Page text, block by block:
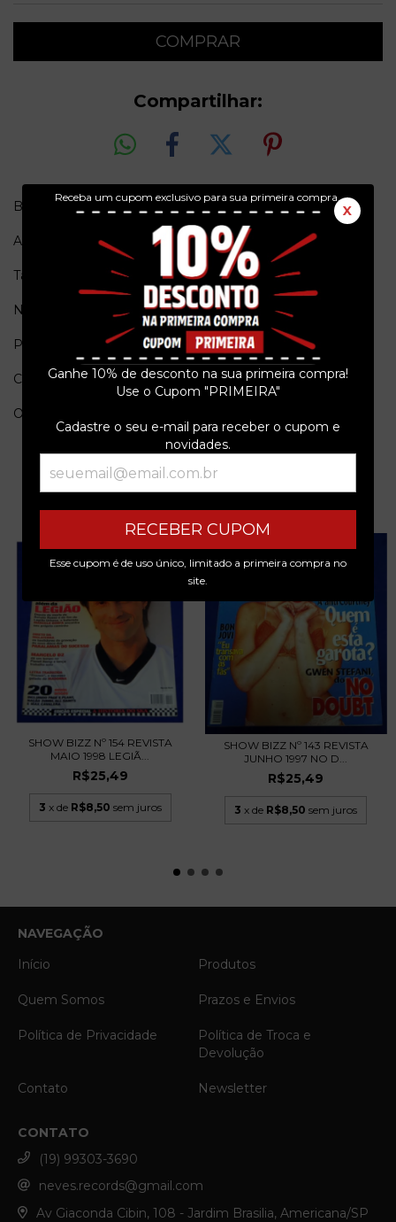
Receba um cupom exclusivo para sua primeira compra.
X
Ganhe 10% de desconto na sua primeira compra!
Use o Cupom "PRIMEIRA"
Cadastre o seu e-mail para receber o cupom e
novidades.
RECEBER CUPOM
Esse cupom é de uso único, limitado a primeira compra no
site.
Compartilhar:
Bizz Nº 38 L
Ano = 1988
Tamanho = 30cm x 21cm
Número de páginas = 40
Pais de origem = Brasil
Conservação = Ex
Obs. = Completa.
SHOW BIZZ Nº 154 REVISTA
MAIO 1998 LEGIÃ...
R$25,49
3 x de R$8,50 sem juros
SHOW BIZZ Nº 143 REVISTA
JUNHO 1997 NO D...
R$25,49
3 x de R$8,50 sem juros
NAVEGAÇÃO
Início
Produtos
Quem Somos Prazos e Envios
Política de Privacidade
Política de Troca e
Devolução
Contato Newsletter
CONTATO
(19) 99303-3690
neves.records@gmail.com
Av Giaconda Cibin, 108 - Jardim Brasilia, Americana/SP